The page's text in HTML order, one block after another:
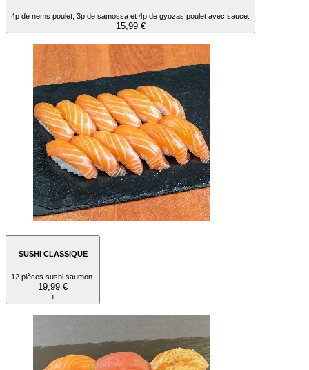
4p de nems poulet, 3p de samossa et 4p de gyozas poulet avec sauce.
15,99 €
SUSHI CLASSIQUE
12 pièces sushi saumon.
19,99 €
+